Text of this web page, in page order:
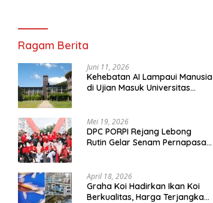
Ragam Berita
Juni 11, 2026
Kehebatan AI Lampaui Manusia
di Ujian Masuk Universitas
Mei 19, 2026
DPC PORPI Rejang Lebong
Rutin Gelar Senam Pernapasan
April 18, 2026
Graha Koi Hadirkan Ikan Koi
Berkualitas, Harga Terjangkau